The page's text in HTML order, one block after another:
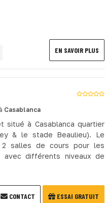
EN SAVOIR PLUS
à Casablanca
situé à Casablanca quartier
& le stade Beaulieu). Le
2 salles de cours pour les
différents niveaux de
CONTACT ESSAI GRATUIT